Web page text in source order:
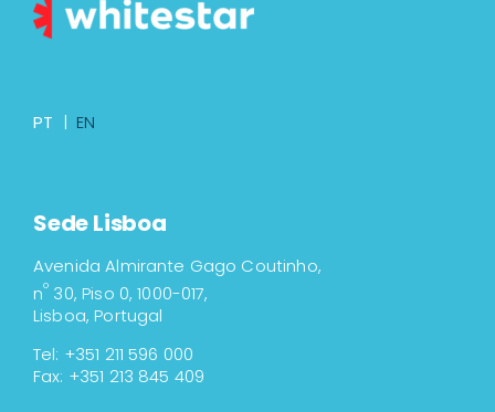
PT | EN
Sede Lisboa
Avenida Almirante Gago Coutinho,
nº 30, Piso 0, 1000-017,
Lisboa, Portugal
Tel: +351 211 596 000
Fax: +351 213 845 409